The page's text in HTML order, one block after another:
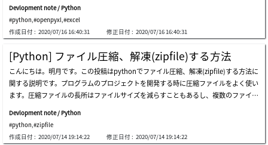
なところや
get - query string testの結果が出ました。今回はpostタイプでsession値を入れてget
タイプで値を取得する方法を説明します。pythonではrequestsモジュールを使う
時、sessionだけちゃんと管理すれば別にクッキー設定がなくてもセッションの保持
が可能です。(c#とjavaと同じ機能があるかどうかしらべなければならないな。)そう
すれば応用でウェブサーバからもloginしてデータを取得することができます。reque
stの関数はpost, getのメソッドがるクラスタイプです。responseは仕様によって
様々の関数と変数を使います。下記の表で纏めました。 関数及びプロパティ 説明 ap
parent_encoding エンコード値に変換 content 応答内容をバイト単位で変換 cooki
es サーバーから送っ
リがあります。link - https://openpyxl.readthedocs.io/en/stable/usage.htmlexcel
ファイルを生成する方法に関して説明します。上の結果はソース上でprint関数を使
って結果を出力しました。始めはエクセルを生成してシートの状況を確認する時にリ
ストタイプでsheetがあることを確認できます。workbookを生成すればsheetという
シートが自動に生成されます。次はsheetの名を「test1」に変更し、「test2」という
シートを使いしました。また、検索すればシートが「test1」、「test2」があること
を確認できます。その後、セルに文字タイプのデータを入れました。タイプがgener
alということで出ました。次のセルに日付を格納して'yyyy-mm-dd'のタイプにデー
タを設定しました。main.pyファイルがあるところでexample1.xlsxファイルが生成
されたことを確認できます。test1のシートにはhello worldと日付がフォーマットに
合わせて入力されたことを確認できます。test2のシートにはa1の値とa2の値があっ
Devlopment note / Python
#python #openpyxl #excel
作成日付 : 2020/07/16 16:40:31 修正日付 : 2020/07/16 16:40:31
[Python] ファイル圧縮、解凍(zipfile)する方法
こんにちは。明月です。この投稿はpythonでファイル圧縮、解凍(zipfile)する方法に
関する説明です。プログラムのプロジェクトを開発する時に圧縮ファイルをよく使い
ます。圧縮ファイルの長所はファイルサイズを減らすこともあるし、複数のファイル
ァイル(zip)を扱うライブラリがありますが、それがzipfileモジュールです。link - htt
ps://docs.python.org/3/library/zipfile.htmlまず、zip圧縮ファイルを作成する例で
す。zipfileでオプションがあります。ioと似ているな概念ですが'r','w','a','x'がありま
Devlopment note / Python
#python,#zipfile
作成日付 : 2020/07/14 19:14:22 修正日付 : 2020/07/14 19:14:22